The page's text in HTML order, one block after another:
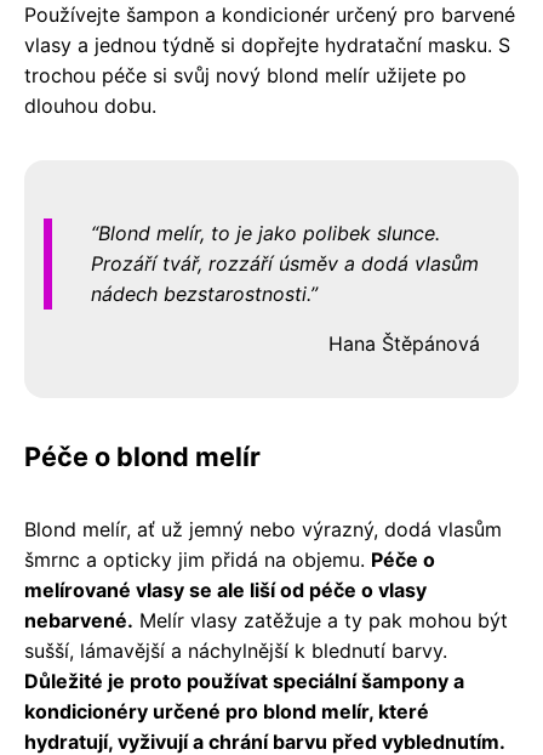
Používejte šampon a kondicionér určený pro barvené
vlasy a jednou týdně si dopřejte hydratační masku. S
trochou péče si svůj nový blond melír užijete po
dlouhou dobu.
Blond melír, to je jako polibek slunce.
Prozáří tvář, rozzáří úsměv a dodá vlasům
nádech bezstarostnosti.
Hana Štěpánová
Péče o blond melír
Blond melír, ať už jemný nebo výrazný, dodá vlasům
šmrnc a opticky jim přidá na objemu. Péče o
melírované vlasy se ale liší od péče o vlasy
nebarvené. Melír vlasy zatěžuje a ty pak mohou být
sušší, lámavější a náchylnější k blednutí barvy.
Důležité je proto používat speciální šampony a
kondicionéry určené pro blond melír, které
hydratují, vyživují a chrání barvu před vyblednutím.